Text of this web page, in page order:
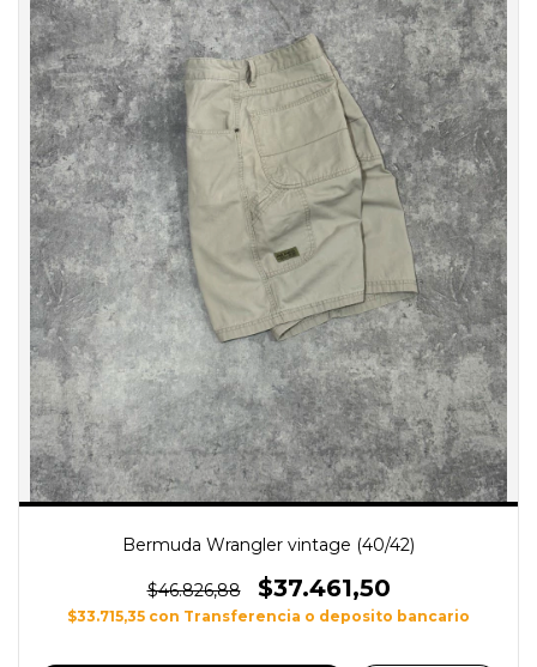
Bermuda Wrangler vintage (40/42)
$46.826,88 $37.461,50
$33.715,35 con Transferencia o deposito bancario